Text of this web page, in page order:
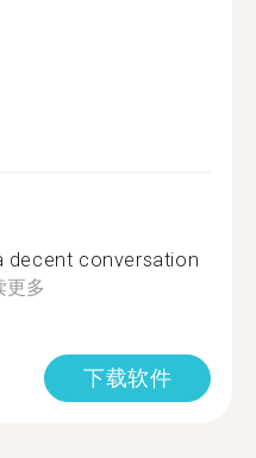
decent conversation
更多
下载软件